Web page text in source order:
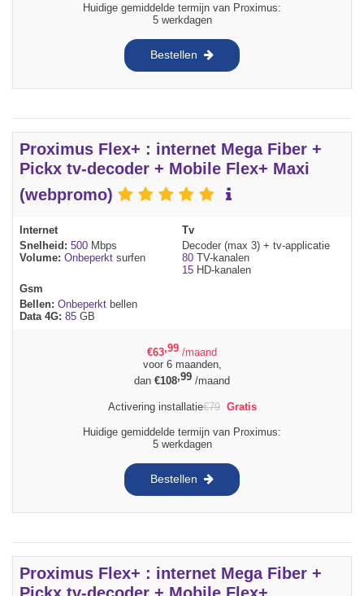
Huidige gemiddelde termijn van Proximus:
5 werkdagen
Bestellen
Proximus Flex+ : internet Mega Fiber +
Pickx tv-decoder + Mobile Flex+ Maxi
(webpromo)
Internet
Snelheid: 500 Mbps
Volume: Onbeperkt surfen
Tv
Decoder (max 3) + tv-applicatie
80 TV-kanalen
15 HD-kanalen
Gsm
Bellen: Onbeperkt bellen
Data 4G: 85 GB
€63,99 /maand
voor 6 maanden,
dan €108,99 /maand
Activering installatie€79 Gratis
Huidige gemiddelde termijn van Proximus:
5 werkdagen
Bestellen
Proximus Flex+ : internet Mega Fiber +
Pickx tv-decoder + Mobile Flex+